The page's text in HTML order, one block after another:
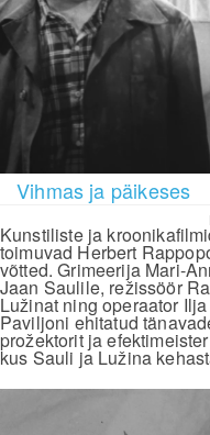
Vihmas ja päikeses
Kunstiliste ja
toimuvad Herbert
võtted. Grimeerija Mari-
Jaan Saulile, režissöör
Lužinat ning operaator
Paviljoni ehitatud
prožektorit ja
kus Sauli ja Lužina